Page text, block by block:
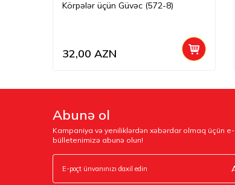
Körpələr üçün Güvəc (572-8)
32,00 AZN
Abunə ol
Kampaniya və yeniliklərdən xəbərdar olmaq üçün e-
bülletenimizə abunə olun!